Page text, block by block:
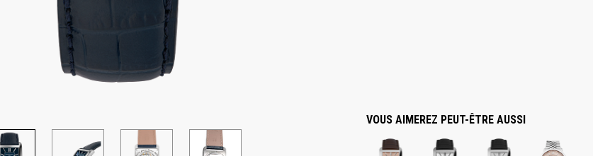
VOUS AIMEREZ PEUT-ÊTRE AUSSI